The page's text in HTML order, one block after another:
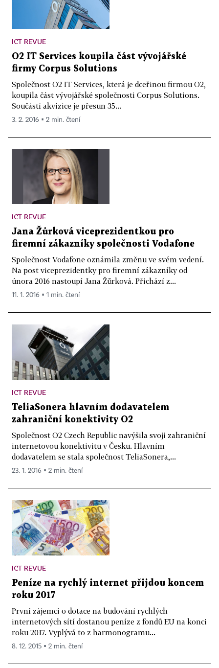
ICT REVUE
O2 IT Services koupila část vývojářské
firmy Corpus Solutions
Společnost O2 IT Services, která je dceřinou firmou O2,
koupila část vývojářské společnosti Corpus Solutions.
Součástí akvizice je přesun 35...
3. 2. 2016 ▪ 2 min. čtení
ICT REVUE
Jana Žůrková viceprezidentkou pro
firemní zákazníky společnosti Vodafone
Společnost Vodafone oznámila změnu ve svém vedení.
Na post viceprezidentky pro firemní zákazníky od
února 2016 nastoupí Jana Žůrková. Přichází z...
11. 1. 2016 ▪ 1 min. čtení
ICT REVUE
TeliaSonera hlavním dodavatelem
zahraniční konektivity O2
Společnost O2 Czech Republic navýšila svoji zahraniční
internetovou konektivitu v Česku. Hlavním
dodavatelem se stala společnost TeliaSonera,...
23. 1. 2016 ▪ 2 min. čtení
ICT REVUE
Peníze na rychlý internet přijdou koncem
roku 2017
První zájemci o dotace na budování rychlých
internetových sítí dostanou peníze z fondů EU na konci
roku 2017. Vyplývá to z harmonogramu...
8. 12. 2015 ▪ 2 min. čtení